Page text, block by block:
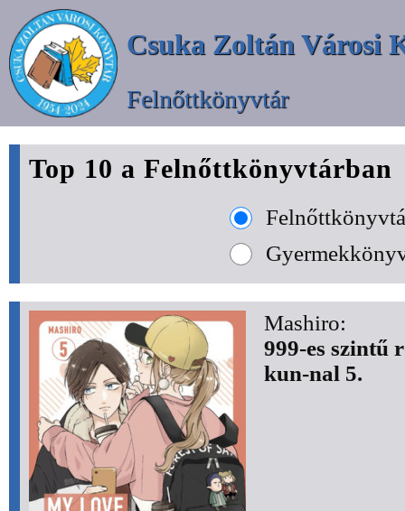
Csuka Zoltán Városi
Felnőttkönyvtár
Top 10 a Felnőttkönyvtárban
Mashiro:
999-es szintű
kun-nal 5.